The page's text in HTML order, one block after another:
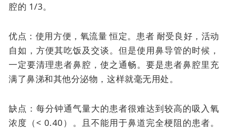
腔的 1/3。
优点：使用方便， 氧流量恒定。患者 耐受良好，活动
自如，方便其吃饭及交谈。但是使用鼻导管的时候，
一定要清理患者鼻腔，使之通畅。要是患者鼻腔里充
满了鼻涕和其他分泌物，这样就毫无用处。
缺点：每分钟通气量大的患者很难达到较高的吸入氧
浓度（< 0.40）。且不能用于鼻道完全梗阻的患者。